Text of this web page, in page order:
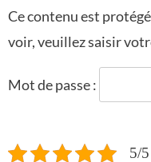
Ce contenu est
voir, veuillez saisir
Mot de passe :
5/